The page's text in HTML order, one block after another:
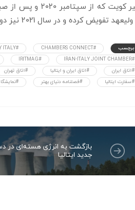
امیر کویت که
تفویض کرده و در سال 2021 نیز دو سفر به آلمان و یک سفر به امریکا داشته است.
برچسب #CHAMBERS CONNECT
#EMBASSY ITALY
#IRAN-ITALY JOINT CHAMBER
#IRITMAG
#اتاق ایران
#اتاق ایران و ایتالیا #اتاق تهران
#سفارت ایتالیا
#فصلنامه دنیای بهتر
بازگشت به انرژی هسته‌ای در
جدید ایتالیا